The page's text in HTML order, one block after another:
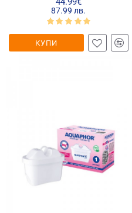
87.99 лв.
КУПИ